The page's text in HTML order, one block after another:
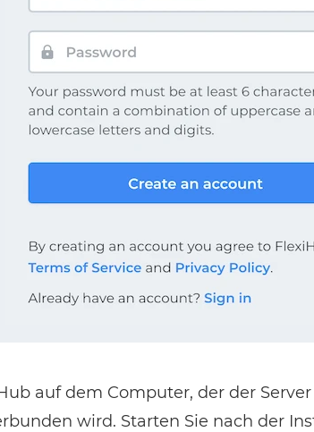
auf dem Computer, der der
wird. Starten Sie nach der